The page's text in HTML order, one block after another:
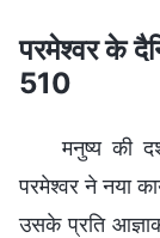
परमेश्वर के
510
मनुष्य की
परमेश्वर ने नया
उसके प्रति